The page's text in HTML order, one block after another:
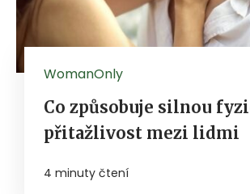
WomanOnly
Co způsobuje silnou
přitažlivost mezi lidmi
4 minuty čtení